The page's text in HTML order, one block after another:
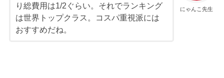
にゃんこ先生
り総費用は1/2ぐらい。それでランキング
は世界トップクラス。コスパ重視派には
おすすめだね。